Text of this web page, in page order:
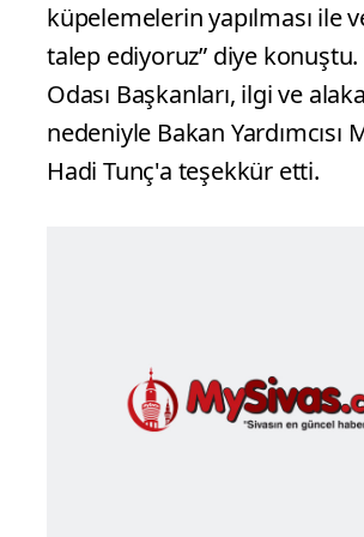
küpelemelerin yapılması ile
talep ediyoruz” diye
Odası Başkanları, ilgi ve
nedeniyle Bakan Yardımcısı
Hadi Tunç'a teşekkür etti.